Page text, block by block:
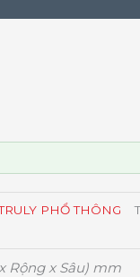
PHỔ THÔNG
Rộng x Sâu) mm